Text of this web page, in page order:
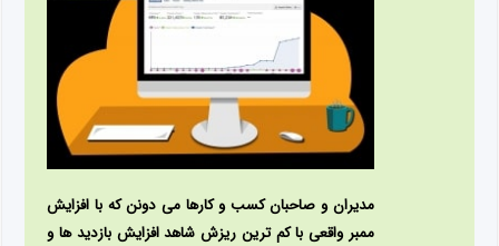
مدیران و صاحبان کسب و کارها می دونن که با افزایش
ممبر واقعی با کم ترین ریزش شاهد افزایش بازدید ها و